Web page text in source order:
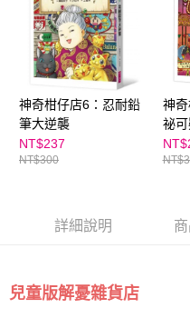
請求用戶進行身份認證。
５．嚴禁一人註冊多個帳號或使
恩沛科技股份有限公司將有權停
神奇柑仔店6：忍耐鉛
筆大逆襲
NT$237
NT$300
神
祕
詳細說明
兒童版解憂雜貨店